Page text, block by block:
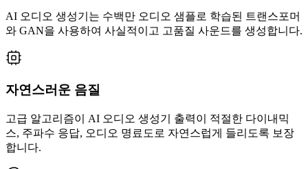
AI 오디오 생성기는 수백만 오디오 샘플로 학습된 트랜스포머
와 GAN을 사용하여 사실적이고 고품질 사운드를 생성합니다.
자연스러운 음질
고급 알고리즘이 AI 오디오 생성기 출력이 적절한 다이내믹
스, 주파수 응답, 오디오 명료도로 자연스럽게 들리도록 보장
합니다.